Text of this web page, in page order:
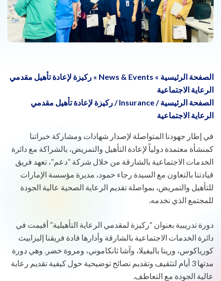
الصفحة الرئيسية »
News & Events
» ركيزة لإعادة تأهيل مقدمي
الرعاية الاجتماعية
الصفحة الرئيسية /
Insurance
/ركيزة لإعادة تأهيل مقدمي
الرعاية الاجتماعية
في إطار جهودنا المتواصلة لإصدار شهادات ومشاركة خبراتنا
كمنشأة معتمدة دولياً لإعادة التأهيل والتمريض، بالشراكة مع دائرة
الخدمات الاجتماعية بالشارقة من خلال شركة “دعم”، تعهد فريق
قيادتنا بالتعاون مع السيدة رجاء حمود، مديرة مؤسسة الإمارات
للتأهيل والتمريض، بمواصلة تقديم الرعاية الصحية عالية الجودة
للمجتمع الذي نخدمه.
دورة تدريبية بعنوان “ركيزة لمقدمي الرعاية التأهيلية” أقيمت في
دائرة الخدمات الاجتماعية بالشارقة وأدارها قادة فريقنا إليزابيث
كورياكوس، ورينا باليفيلا، وآشا ثانكاموني، ومروة خضر. وهي دورة
مدتها 3 أيام لتثقيف وتقديم نصائح توضيحية حول كيفية تقديم رعاية
عالية الجودة مع التعاطف.